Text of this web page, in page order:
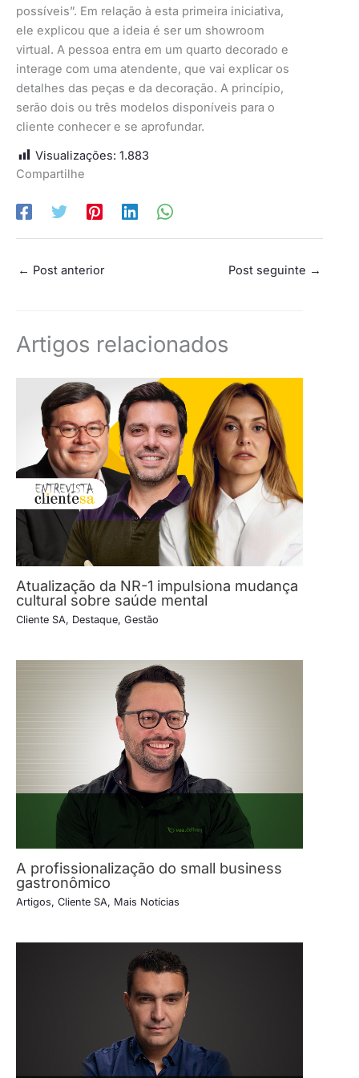
possíveis”. Em relação à esta primeira iniciativa,
ele explicou que a ideia é ser um showroom
virtual. A pessoa entra em um quarto decorado e
interage com uma atendente, que vai explicar os
detalhes das peças e da decoração. A princípio,
serão dois ou três modelos disponíveis para o
cliente conhecer e se aprofundar.
Visualizações: 1.883
Compartilhe
← Post anterior Post seguinte →
Artigos relacionados
Atualização da NR-1 impulsiona mudança
cultural sobre saúde mental
Cliente SA, Destaque, Gestão
A profissionalização do small business
gastronômico
Artigos, Cliente SA, Mais Notícias